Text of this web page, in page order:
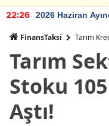
22:26 2026 Haziran
FinansTaksi Tarım
Tarım
Stoku
Aştı!